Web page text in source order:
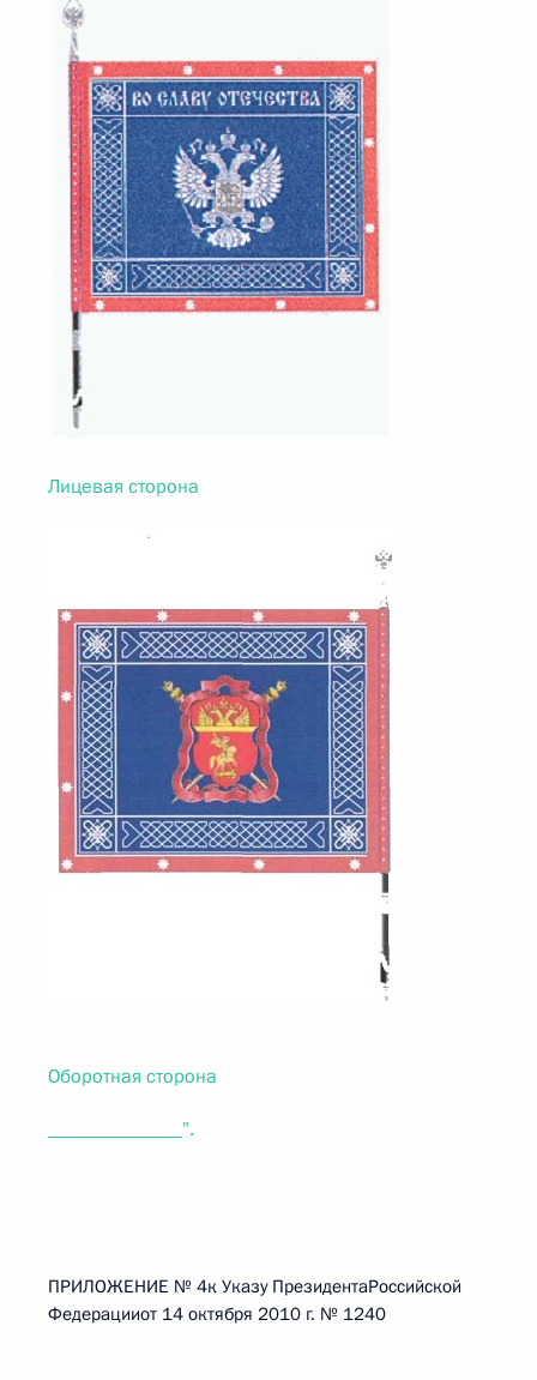
Лицевая сторона
Оборотная сторона
______________".
ПРИЛОЖЕНИЕ № 4к Указу ПрезидентаРоссийской
Федерацииот 14 октября 2010 г. № 1240